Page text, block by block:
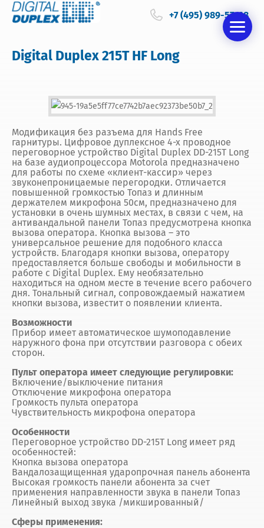
+7 (495) 989-57-68
Digital Duplex 215Т HF Long
Модификация без разъема для Hands Free
гарнитуры. Цифровое дуплексное 4-х проводное
переговорное устройство Digital Duplex DD-215Т Long
на базе аудиопроцессора Motorola предназначено
для работы по схеме «клиент-кассир» через
звуконепроницаемые перегородки. Отличается
повышенной громкостью Топаз и длинным
держателем микрофона 50см, предназначено для
установки в очень шумных местах, в связи с чем, на
антивандальной панели Топаз предусмотрена кнопка
вызова оператора. Кнопка вызова – это
универсальное решение для подобного класса
устройств. Благодаря кнопки вызова, оператору
предоставляется больше свободы и мобильности в
работе с Digital Duplex. Ему необязательно
находиться на одном месте в течение всего рабочего
дня. Тональный сигнал, сопровождаемый нажатием
кнопки вызова, известит о появлении клиента.
Возможности
Прибор имеет автоматическое шумоподавление
наружного фона при отсутствии разговора с обеих
сторон.
Пульт оператора имеет следующие регулировки:
Включение/выключение питания
Отключение микрофона оператора
Громкость пульта оператора
Чувствительность микрофона оператора
Особенности
Переговорное устройство DD-215Т Long имеет ряд
особенностей:
Кнопка вызова оператора
Вандалозащищенная ударопрочная панель абонента
Высокая громкость панели абонента за счет
применения направленности звука в панели Топаз
Линейный выход звука /микшированный/
Сферы применения: